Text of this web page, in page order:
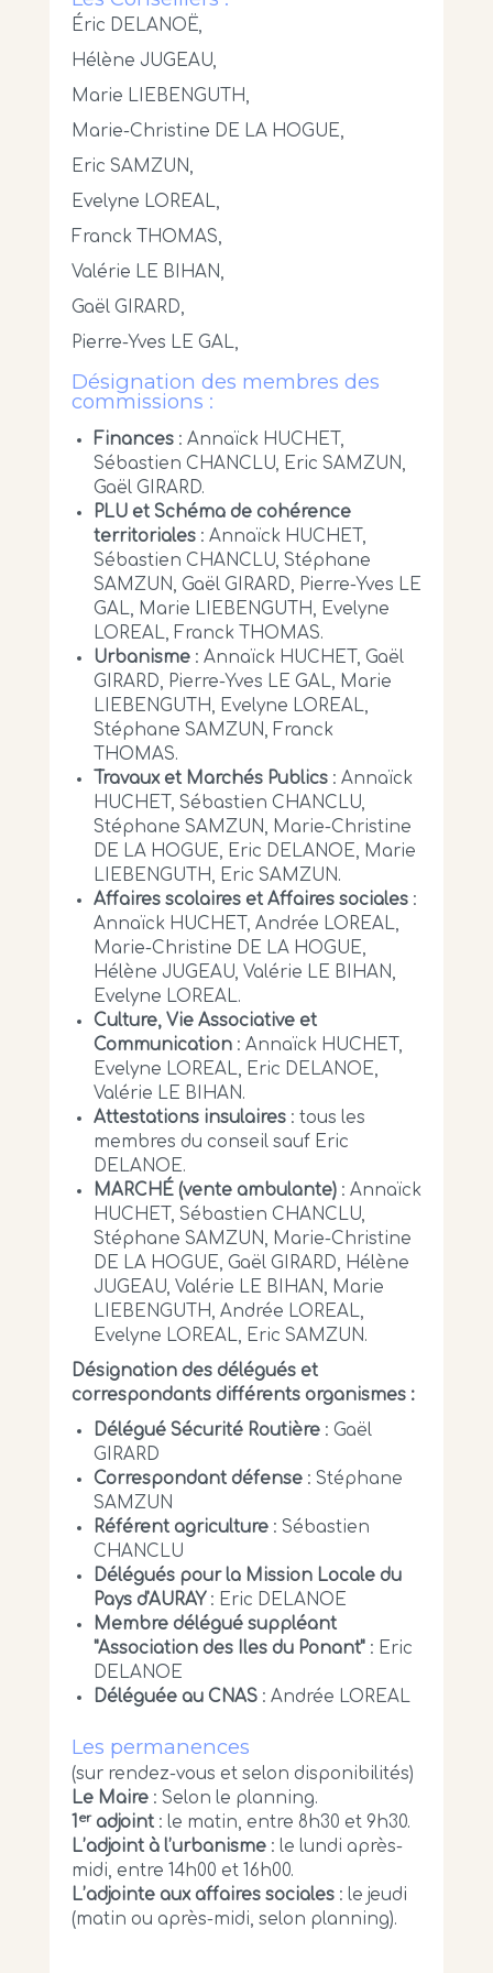
Éric DELANOË,
Hélène JUGEAU,
Marie LIEBENGUTH,
Marie-Christine DE LA HOGUE,
Eric SAMZUN,
Evelyne LOREAL,
Franck THOMAS,
Valérie LE BIHAN,
Gaël GIRARD,
Pierre-Yves LE GAL,
Désignation des membres des
commissions :
Finances: Annaïck HUCHET,
Sébastien CHANCLU, Eric SAMZUN,
Gaël GIRARD.
PLU et Schéma de cohérence
territoriales: Annaïck HUCHET,
Sébastien CHANCLU, Stéphane
SAMZUN, Gaël GIRARD, Pierre-Yves LE
GAL, Marie LIEBENGUTH, Evelyne
LOREAL, Franck THOMAS.
Urbanisme: Annaïck HUCHET, Gaël
GIRARD, Pierre-Yves LE GAL, Marie
LIEBENGUTH, Evelyne LOREAL,
Stéphane SAMZUN, Franck
THOMAS.
Travaux et Marchés Publics: Annaïck
HUCHET, Sébastien CHANCLU,
Stéphane SAMZUN, Marie-Christine
DE LA HOGUE, Eric DELANOE, Marie
LIEBENGUTH, Eric SAMZUN.
Affaires scolaires et Affaires sociales:
Annaïck HUCHET, Andrée LOREAL,
Marie-Christine DE LA HOGUE,
Hélène JUGEAU, Valérie LE BIHAN,
Evelyne LOREAL.
Culture, Vie Associative et
Communication: Annaïck HUCHET,
Evelyne LOREAL, Eric DELANOE,
Valérie LE BIHAN.
Attestations insulaires: tous les
membres du conseil sauf Eric
DELANOE.
MARCHÉ (vente ambulante): Annaïck
HUCHET, Sébastien CHANCLU,
Stéphane SAMZUN, Marie-Christine
DE LA HOGUE, Gaël GIRARD, Hélène
JUGEAU, Valérie LE BIHAN, Marie
LIEBENGUTH, Andrée LOREAL,
Evelyne LOREAL, Eric SAMZUN.
Désignation des délégués et
correspondants différents organismes :
Délégué Sécurité Routière: Gaël
GIRARD
Correspondant défense: Stéphane
SAMZUN
Référent agriculture: Sébastien
CHANCLU
Délégués pour la Mission Locale du
Pays d'AURAY: Eric DELANOE
Membre délégué suppléant
"Association des Iles du Ponant": Eric
DELANOE
Déléguée au CNAS: Andrée LOREAL
Les permanences
(sur rendez-vous et selon disponibilités)
Le Maire: Selon le planning.
1eradjoint: le matin, entre 8h30 et 9h30.
L’adjoint à l’urbanisme: le lundi après-
midi, entre 14h00 et 16h00.
L’adjointe aux affaires sociales: le jeudi
(matin ou après-midi, selon planning).